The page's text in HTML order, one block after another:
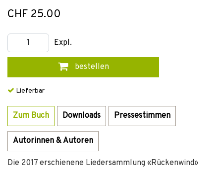
CHF 25.00
Expl.
bestellen
Lieferbar
Zum Buch Downloads Pressestimmen
Autorinnen & Autoren
Die 2017 erschienene Liedersammlung «Rückenwind»